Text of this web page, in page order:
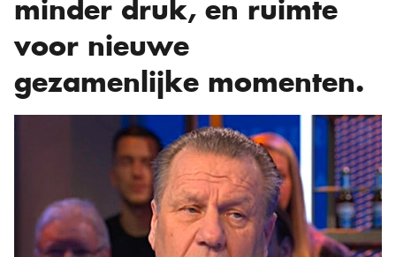
minder druk, en ruimte
voor nieuwe
gezamenlijke momenten.